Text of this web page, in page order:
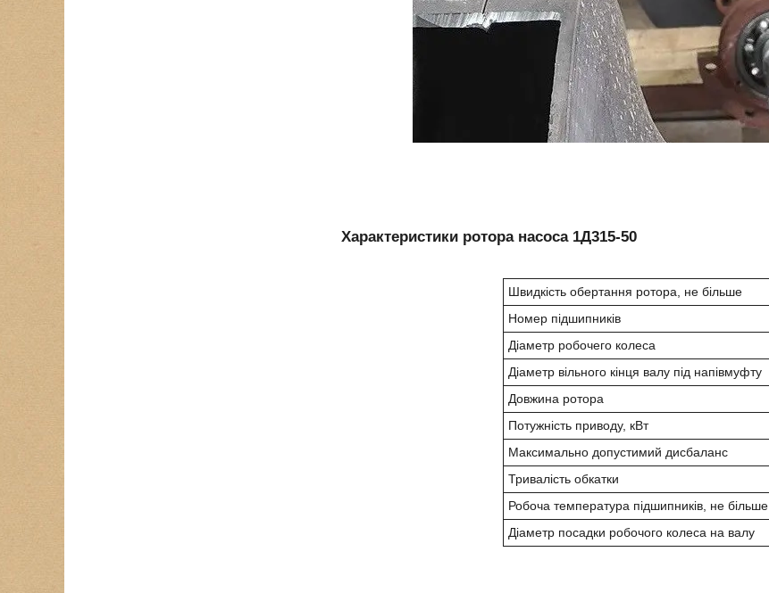
Характеристики ротора насоса 1Д315-50
Швидкість обертання ротора, не більше
Номер підшипників
Діаметр робочего колеса
Діаметр вільного кінця валу під напівмуфту
Довжина ротора
Потужність приводу, кВт
Максимально допустимий дисбаланс
Тривалість обкатки
Робоча температура підшипників, не більше
Діаметр посадки робочого колеса на валу